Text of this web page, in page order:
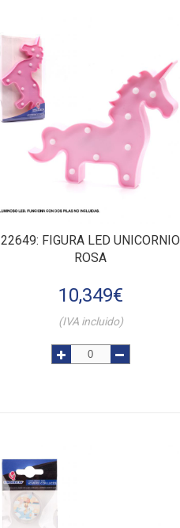
22649: FIGURA LED UNICORNIO
ROSA
10,349€
(IVA incluido)